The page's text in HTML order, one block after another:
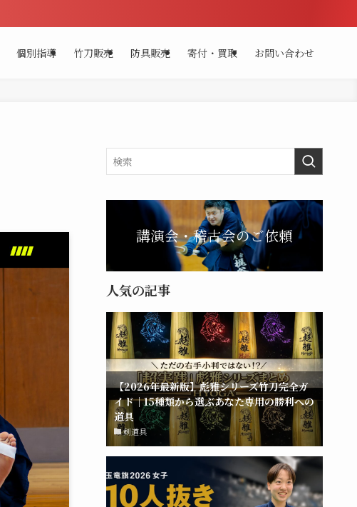
個別指導 竹刀販売 防具販売 寄付・買取 お問い合わせ
講演会・稽古会のご依頼
人気の記事
【2026年最新版】彪雅シリーズ竹刀完全ガ
イド｜15種類から選ぶあなた専用の勝利への
道具
剣道具